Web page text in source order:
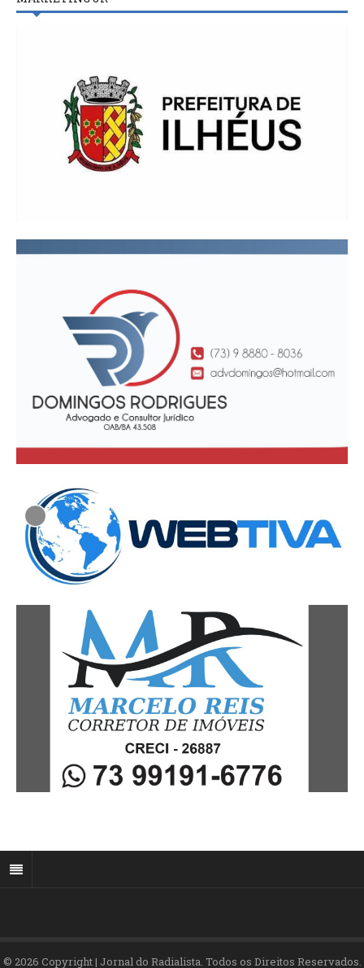
© 2026 Copyright | Jornal do Radialista. Todos os Direitos Reservados.